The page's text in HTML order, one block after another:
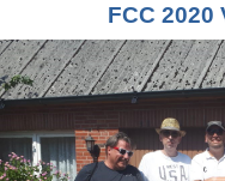
FCC 2020